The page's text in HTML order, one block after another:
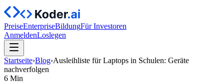
PreiseEnterpriseBildungFür Investoren
AnmeldenLoslegen
Startseite›Blog›Ausleihliste für Laptops in Schulen: Geräte
nachverfolgen
6 Min